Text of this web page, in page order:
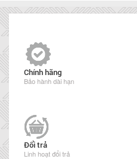
Chính hãng
Bảo hành dài hạn
Đổi trả
Linh hoạt đổi trả